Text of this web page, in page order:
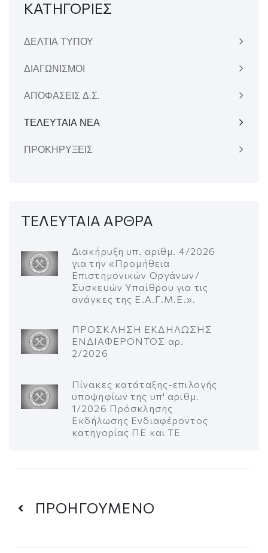
ΚΑΤΗΓΟΡΙΕΣ
ΔΕΛΤΙΑ ΤΥΠΟΥ
ΔΙΑΓΩΝΙΣΜΟΙ
ΑΠΟΦΑΣΕΙΣ Δ.Σ.
ΤΕΛΕΥΤΑΙΑ ΝΕΑ
ΠΡΟΚΗΡΥΞΕΙΣ
ΤΕΛΕΥΤΑΙΑ ΑΡΘΡΑ
Διακήρυξη υπ. αριθμ. 4/2026
για την «Προμήθεια
Επιστημονικών Οργάνων/
Συσκευών Υπαίθρου για τις
ανάγκες της Ε.Α.Γ.Μ.Ε.».
ΠΡΟΣΚΛΗΣΗ ΕΚΔΗΛΩΣΗΣ
ΕΝΔΙΑΦΕΡΟΝΤΟΣ αρ.
2/2026
Πίνακες κατάταξης-επιλογής
υποψηφίων της υπ' αριθμ.
1/2026 Πρόσκλησης
Εκδήλωσης Ενδιαφέροντος
κατηγορίας ΠΕ και ΤΕ
ΠΡΟΗΓΟΥΜΕΝΟ